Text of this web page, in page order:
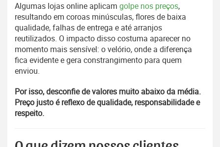
Algumas lojas online aplicam golpe nos preços,
resultando em coroas minúsculas, flores de baixa
qualidade, falhas de entrega e até arranjos
reutilizados. O impacto disso costuma aparecer no
momento mais sensível: o velório, onde a diferença
fica evidente e gera constrangimento para quem
enviou.
Por isso, desconfie de valores muito abaixo da média.
Preço justo é reflexo de qualidade, responsabilidade e
respeito.